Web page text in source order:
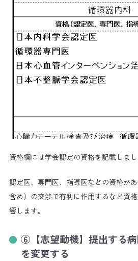
資格欄には学会認定の資格を記載しまし
認定医、専門医、指導医などの資格が
含め）の交渉で有利に作用するなど資
響します。
⑥【志望動機】提出する
を変更する